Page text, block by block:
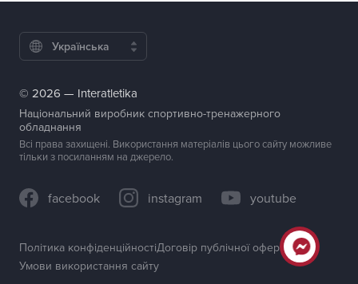
Українська
© 2026 — Interatletika
Національний виробник спортивно-тренажерного
обладнання
Всі права захищені. Використання матеріалів цього сайту можливе
тільки з посиланням на джерело.
facebook instagram youtube
Політика конфіденційностіДоговір публічної оферти
Умови використання сайту